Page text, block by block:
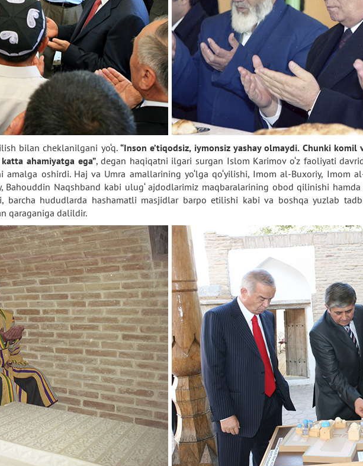
bilan cheklanilgani yo‘q. “Inson e’tiqodsiz, iymonsiz yashay olmaydi. Chunki komil
ahamiyatga ega”, degan haqiqatni ilgari surgan Islom Karimov o‘z faoliyati
amalga oshirdi. Haj va Umra amallarining yo‘lga qo‘yilishi, Imom al-Buxoriy, Imom
Bahouddin Naqshband kabi ulug‘ ajdodlarimiz maqbaralarining obod qilinishi
barcha hududlarda hashamatli masjidlar barpo etilishi kabi va boshqa yuzlab
qaraganiga dalildir.